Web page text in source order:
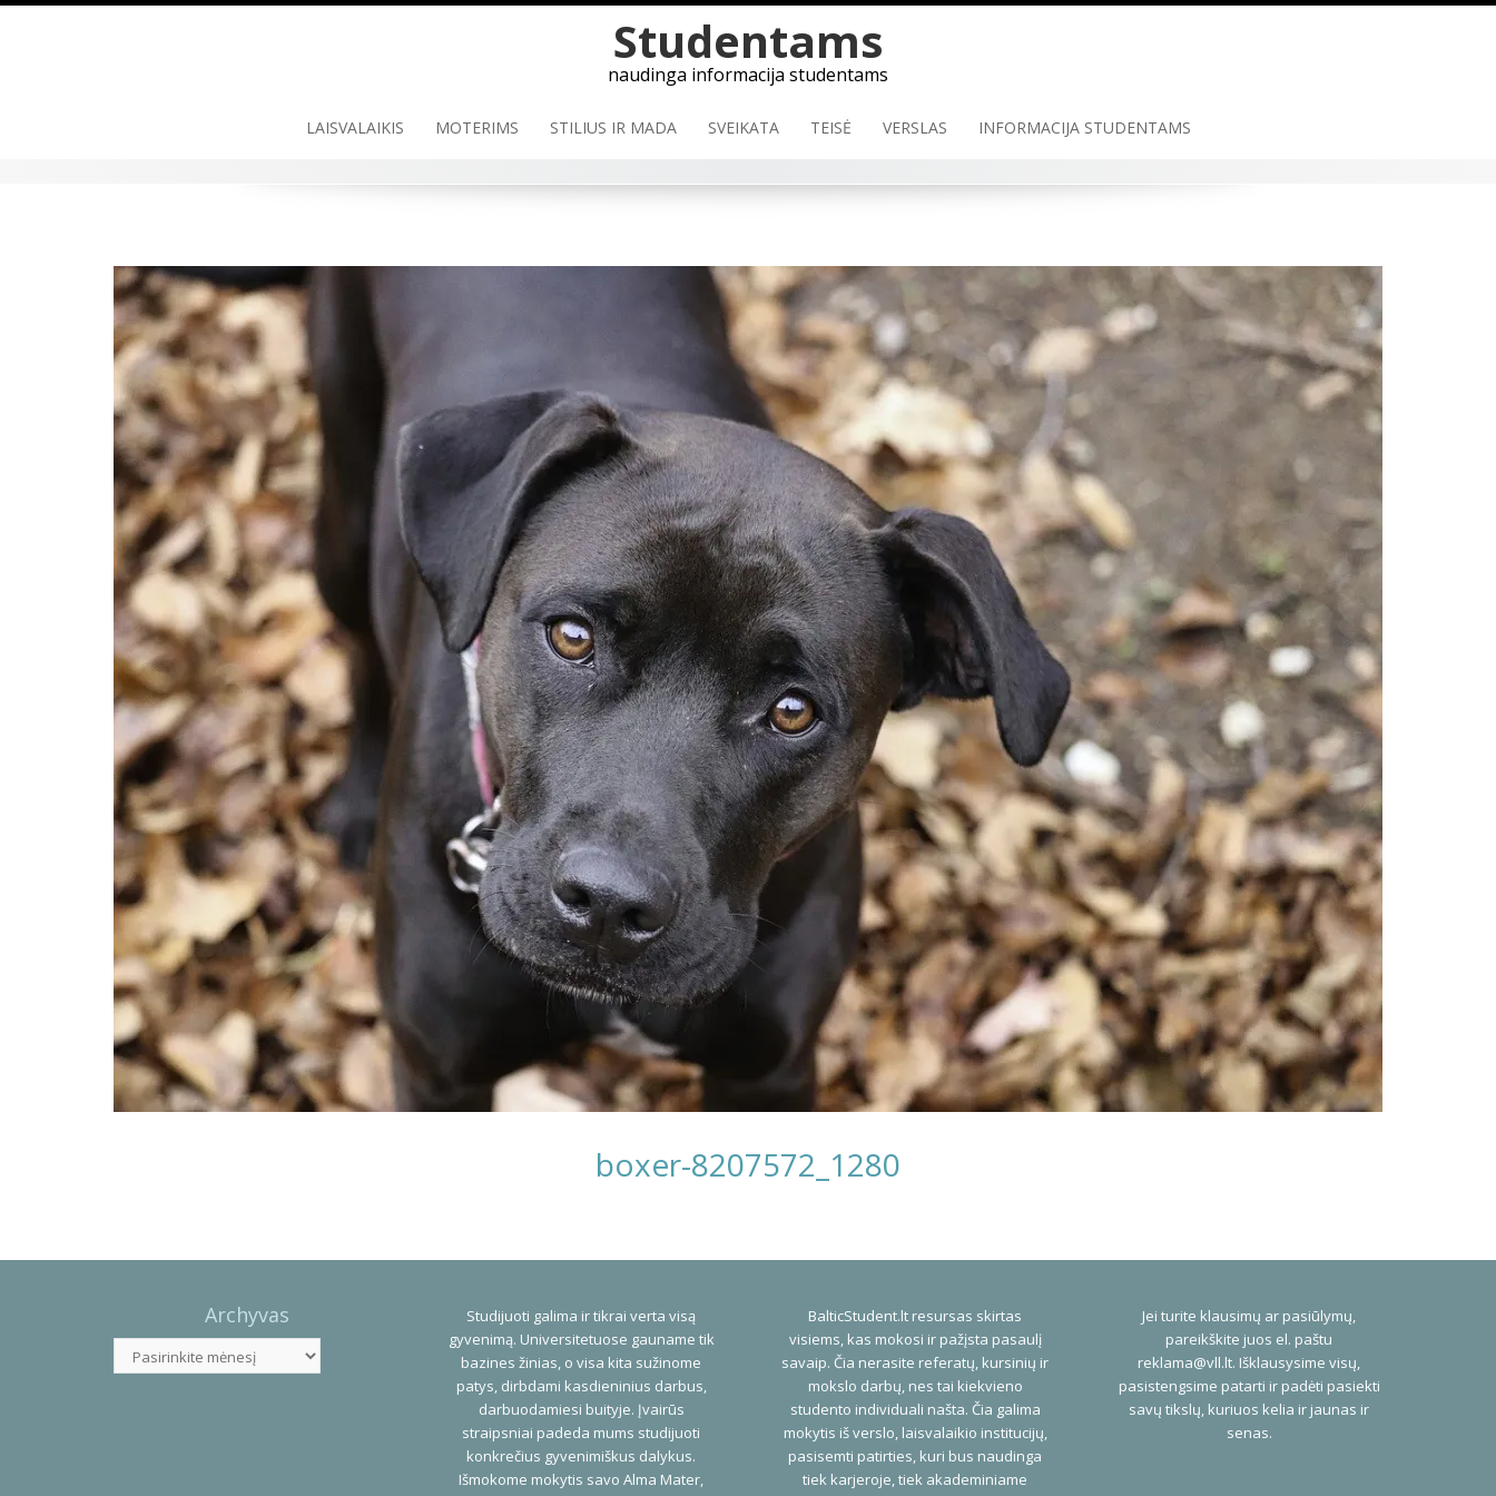
to
content
Studentams
naudinga informacija studentams
LAISVALAIKIS MOTERIMS STILIUS IR MADA SVEIKATA TEISĖ VERSLAS INFORMACIJA STUDENTAMS
boxer-8207572_1280
Navigation
Archyvas
Archyvas
Studijuoti galima ir tikrai verta visą
gyvenimą. Universitetuose gauname tik
bazines žinias, o visa kita sužinome
patys, dirbdami kasdieninius darbus,
darbuodamiesi buityje. Įvairūs
straipsniai padeda mums studijuoti
konkrečius gyvenimiškus dalykus.
Išmokome mokytis savo Alma Mater,
BalticStudent.lt resursas skirtas
visiems, kas mokosi ir pažįsta pasaulį
savaip. Čia nerasite referatų, kursinių ir
mokslo darbų, nes tai kiekvieno
studento individuali našta. Čia galima
mokytis iš verslo, laisvalaikio institucijų,
pasisemti patirties, kuri bus naudinga
tiek karjeroje, tiek akademiniame
Jei turite klausimų ar pasiūlymų,
pareikškite juos el. paštu
reklama@vll.lt. Išklausysime visų,
pasistengsime patarti ir padėti pasiekti
savų tikslų, kuriuos kelia ir jaunas ir
senas.